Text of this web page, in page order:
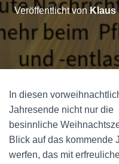
Veröffentlicht von Klaus
In diesen
Jahresende nicht nur die
besinnliche
Blick auf das kommende
werfen, das mit